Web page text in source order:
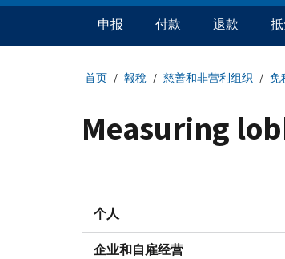
主
要
导
申报 付款 退款
首页 報稅 慈善和非营利组织 免
Measuring
个人
企业和自雇经营